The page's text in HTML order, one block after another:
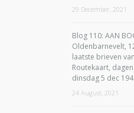
29 December, 2021
Blog 110: AAN
Oldenbarnevelt,
laatste brieven
Routekaart,
dinsdag 5 dec
24 August, 2021